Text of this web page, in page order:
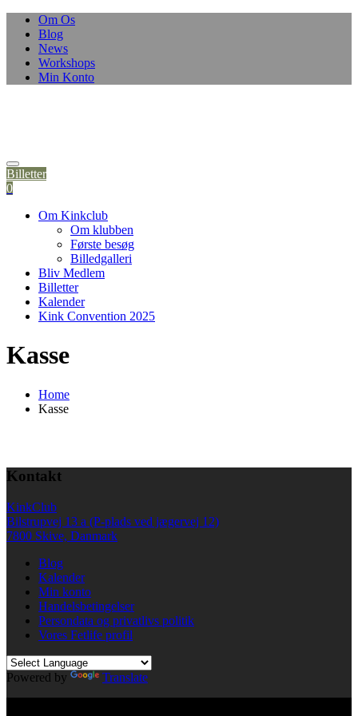
Skip
content
Om Os
Blog
News
Workshops
Min Konto
Billetter
0
Om Kinkclub
Om klubben
Første besøg
Billedgalleri
Bliv Medlem
Billetter
Kalender
Kink Convention 2025
Kasse
Home
Kasse
Kontakt
KinkClub
Bilstrupvej 13 a (P-plads ved jægervej 12)
7800 Skive, Danmark
Blog
Kalender
Min konto
Handelsbetingelser
Persondata og privatlivs politik
Vores Fetlife profil
Powered by
Translate